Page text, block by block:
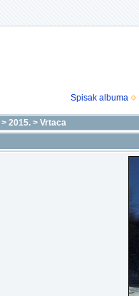
Spisak albuma
> 2015. > Vrtaca